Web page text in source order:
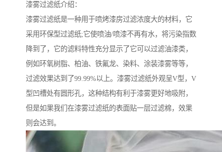
漆雾过滤纸介绍：
漆雾过滤纸是一种用于喷烤漆房过滤浓度大的材料，它
采用环保型过滤纸;它使喷油/喷漆不再有水，将污染指数
降到了，它的滤料特性充分显示了它可以过滤油漆类，
例如环氧树脂、柏油、铁氟龙、染料、涂装漆雾等等，
过滤效果达到了99.99%以上。漆雾过滤纸外观呈V型，V
型凹槽处有圆形孔，这种结构有利于漆雾更好地吸附，
但是如果我们在漆雾过滤纸的表面贴一层过滤棉，效果
则会达到。